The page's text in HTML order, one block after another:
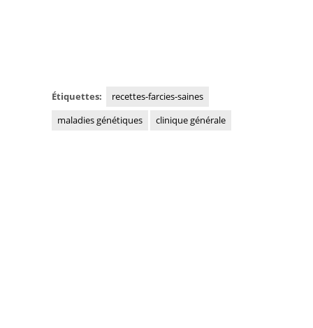
Étiquettes:
recettes-farcies-saines
maladies génétiques
clinique générale